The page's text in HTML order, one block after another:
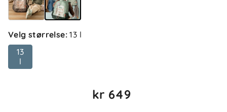
Velg størrelse:13 l
13
l
kr 649